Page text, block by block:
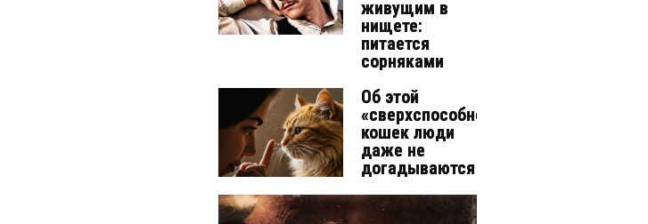
живущим в
нищете:
питается
сорняками
Об этой
«сверхспособности»
кошек люди
даже не
догадываются